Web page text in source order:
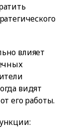
влияет
видят
его работы.